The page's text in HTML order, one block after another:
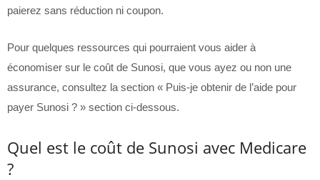
paierez sans réduction ni coupon.
Pour quelques ressources qui pourraient vous aider à
économiser sur le coût de Sunosi, que vous ayez ou non une
assurance, consultez la section « Puis-je obtenir de l’aide pour
payer Sunosi ? » section ci-dessous.
Quel est le coût de Sunosi avec Medicare
?